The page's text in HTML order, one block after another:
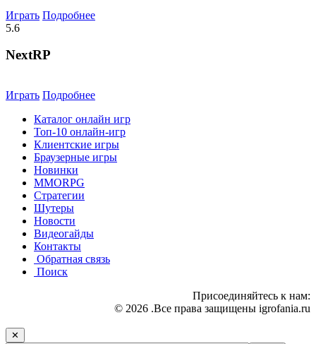
Играть Подробнее
5.6
NextRP
Играть Подробнее
Каталог онлайн игр
Топ-10 онлайн-игр
Клиентские игры
Браузерные игры
Новинки
MMORPG
Стратегии
Шутеры
Новости
Видеогайды
Контакты
Обратная связь
Поиск
Присоединяйтесь к нам:
© 2026 .Все права защищены igrofania.ru
✕